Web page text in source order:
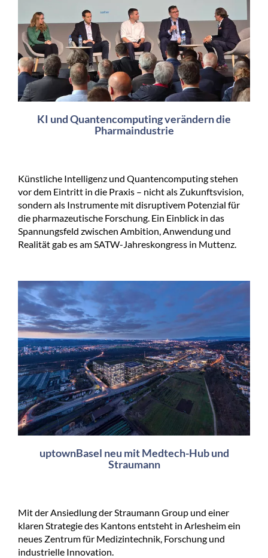
KI und Quantencomputing verändern die
Pharmaindustrie
Künstliche Intelligenz und Quantencomputing stehen
vor dem Eintritt in die Praxis – nicht als Zukunftsvision,
sondern als Instrumente mit disruptivem Potenzial für
die pharmazeutische Forschung. Ein Einblick in das
Spannungsfeld zwischen Ambition, Anwendung und
Realität gab es am SATW-Jahreskongress in Muttenz.
uptownBasel neu mit Medtech-Hub und
Straumann
Mit der Ansiedlung der Straumann Group und einer
klaren Strategie des Kantons entsteht in Arlesheim ein
neues Zentrum für Medizintechnik, Forschung und
industrielle Innovation.